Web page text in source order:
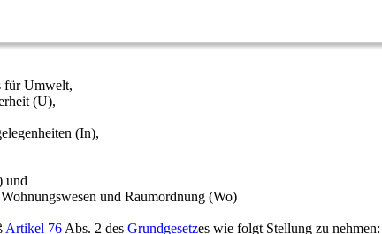
für Umwelt,
(U),
(In),
und
und Raumordnung (Wo)
Artikel 76 Abs. 2 desGrundgesetzes wie folgt Stellung zu nehmen: